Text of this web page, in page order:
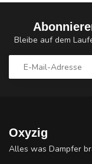
Bleibe auf dem
Oxyzig
Alles was Dampfer